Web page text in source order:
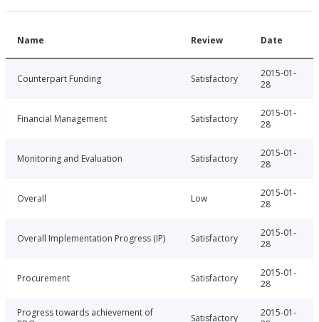
Name Review Date
Counterpart Funding Satisfactory
2015-01-
28
Financial Management Satisfactory
2015-01-
28
Monitoring and Evaluation Satisfactory
2015-01-
28
Overall Low
2015-01-
28
Overall Implementation Progress (IP) Satisfactory
2015-01-
28
Procurement Satisfactory
2015-01-
28
Progress towards achievement of
Satisfactory
2015-01-